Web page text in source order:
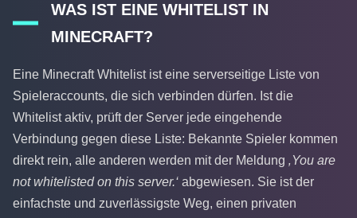
WAS IST EINE WHITELIST IN
MINECRAFT?
Eine Minecraft Whitelist ist eine serverseitige Liste von
Spieleraccounts, die sich verbinden dürfen. Ist die
Whitelist aktiv, prüft der Server jede eingehende
Verbindung gegen diese Liste: Bekannte Spieler kommen
direkt rein, alle anderen werden mit der Meldung ‚You are
not whitelisted on this server.‘ abgewiesen. Sie ist der
einfachste und zuverlässigste Weg, einen privaten